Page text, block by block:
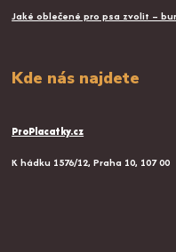
Jaké oblečené pro psa zvolit –
Kde nás najdete
ProPlacatky.cz
K hádku 1576/12, Praha 10, 107 00